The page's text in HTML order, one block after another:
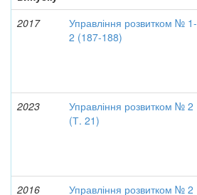
2017
Управління розвитком № 1-
2 (187-188)
2023
Управління розвитком № 2
(Т. 21)
2016
Управління розвитком № 2